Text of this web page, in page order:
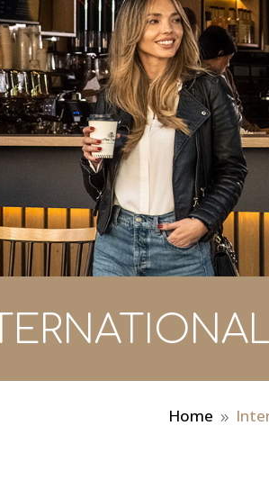
Home 9